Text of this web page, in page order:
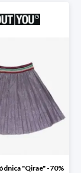
"Qirae" -70%